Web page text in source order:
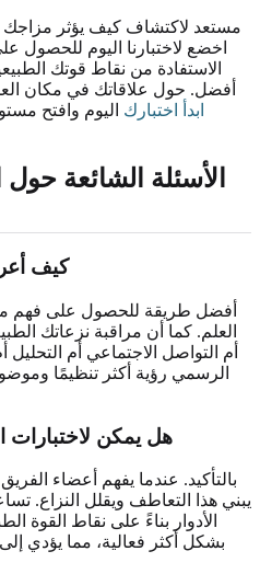
مستعد لاكتشاف كيف يؤثر
اخضع لاختبارنا اليوم
الاستفادة من نقاط قوتك
أفضل. حول علاقاتك في مكان
ابدأ اختبارك اليوم وافتح
الأسئلة الشائعة
كيف
أفضل طريقة للحصول على فهم
العلم. كما أن مراقبة نزعاتك
أم التواصل الاجتماعي أم
الرسمي رؤية أكثر تنظيمًا
هل يمكن لاختبارات
بالتأكيد. عندما يفهم أعضاء
يبني هذا التعاطف ويقلل النزاع.
الأدوار بناءً على نقاط القوة
بشكل أكثر فعالية، مما يؤدي